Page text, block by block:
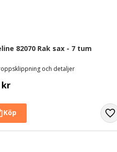
82070 Rak sax - 7 tum
och detaljer
kr